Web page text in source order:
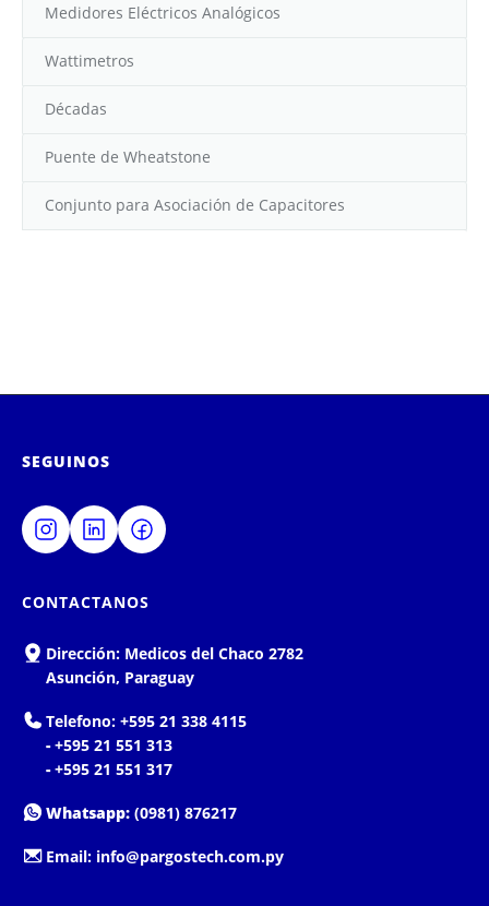
Contacto
Medidores Eléctricos Analógicos
Wattimetros
Décadas
Puente de Wheatstone
Conjunto para Asociación de Capacitores
SEGUINOS
CONTACTANOS
Dirección: Medicos del Chaco 2782
Asunción, Paraguay
Telefono: +595 21 338 4115
-+595 21 551 313
-+595 21 551 317
Whatsapp: (0981) 876217
Email: info@pargostech.com.py